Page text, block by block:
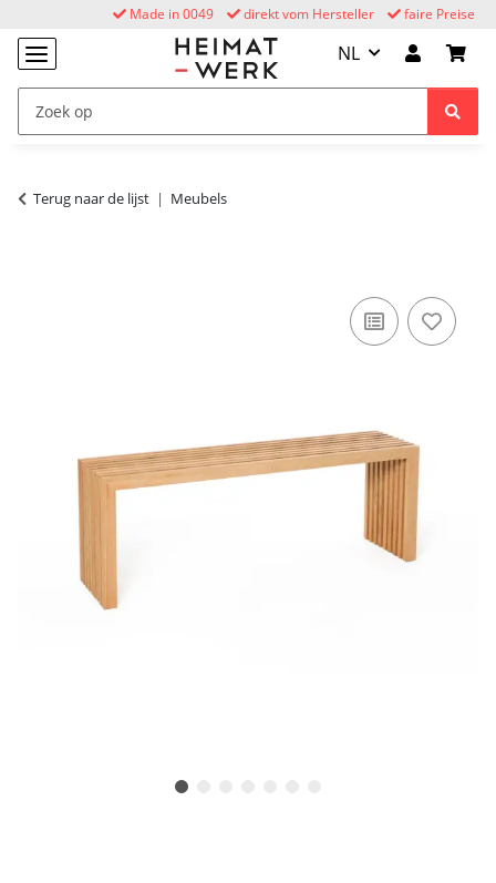
faire Preise
direkt vom Hersteller
Made in 0049
NL
Terug naar de lijst Meubels